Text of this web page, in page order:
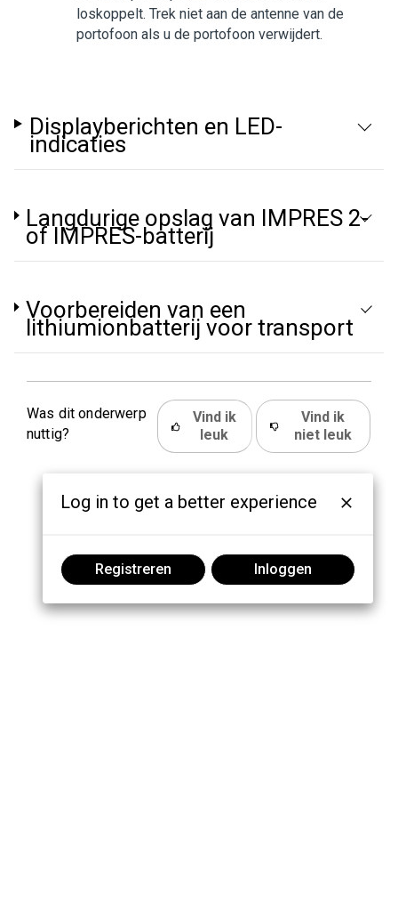
loskoppelt. Trek niet aan de antenne van de
portofoon als u de portofoon verwijdert.
Displayberichten en LED-
indicaties
Langdurige opslag van IMPRES 2-
of IMPRES-batterij
Voorbereiden van een
lithiumionbatterij voor transport
Was dit onderwerp
nuttig?
Vind ik
leuk
Vind ik
niet leuk
Log in to get a better experience
Registreren Inloggen